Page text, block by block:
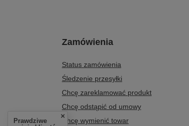
Zamówienia
Status zamówienia
Śledzenie przesyłki
Chcę zareklamować produkt
Chcę odstąpić od umowy
Chcę wymienić towar
Prawdziwe